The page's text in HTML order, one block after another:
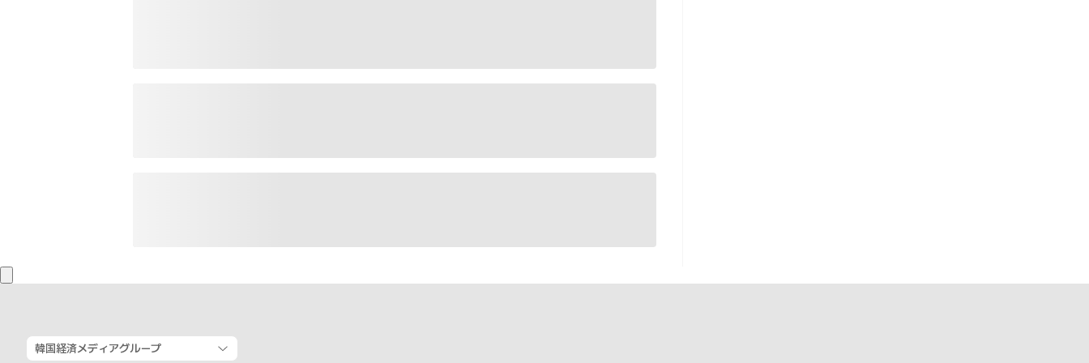
韓国経済メディアグループ